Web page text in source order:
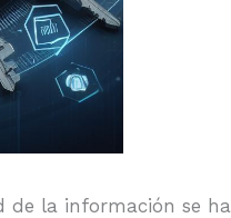
de la información se ha